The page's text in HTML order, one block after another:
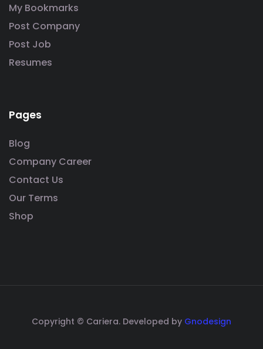
My Bookmarks
Post Company
Post Job
Resumes
Pages
Blog
Company Career
Contact Us
Our Terms
Shop
Copyright © Cariera. Developed by Gnodesign